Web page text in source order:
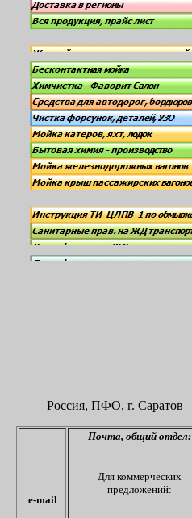
Россия, ПФО, г. Саратов
e-mail
Почта, общий отдел:
Для коммерческих
предложений: